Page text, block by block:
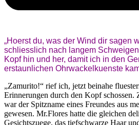
„Hoerst du, was der Wind dir sagen
schliesslich nach langem
Kopf hin und her, damit ich in den
erstaunlichen Ohrwackelkuenste
„Zamurito!“ rief ich, jetzt beinahe
Erinnerungen durch den Kopf schossen.
war der Spitzname eines Freundes aus
gewesen. Mr.Flores hatte die gleichen
Gesichtszuege, das tiefschwarze Haar